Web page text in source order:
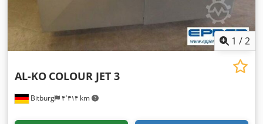
1 /2
Bitburg ۴٬۳۱۴ km
AL-KO COLOUR JET 3